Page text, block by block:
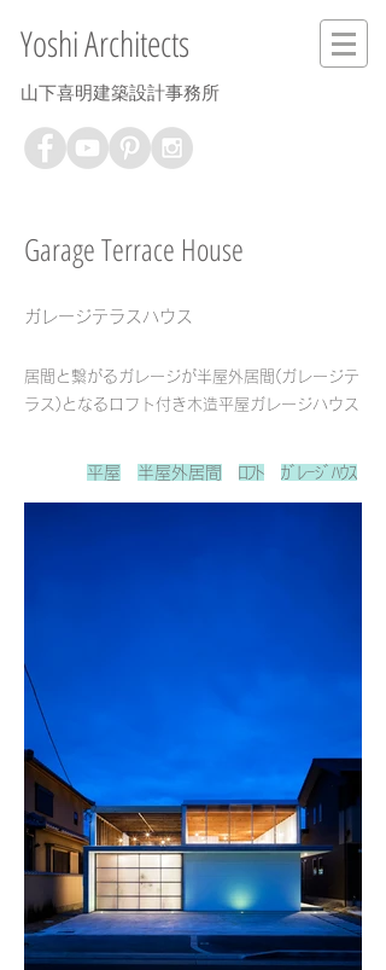
Yoshi Architects
山下喜明建築設計事務所
Garage Terrace House
ガレージテラスハウス
居間と繋がるガレージが半屋外居間(ガレージテ
ラス)となるロフト付き木造平屋ガレージハウス
平屋 半屋外居間 ﾛﾌﾄ ｶﾞﾚｰｼﾞﾊｳｽ